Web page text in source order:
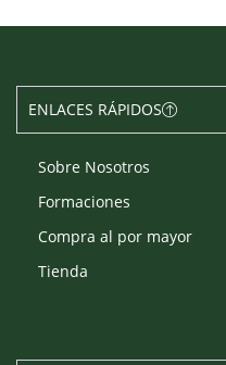
ENLACES RÁPIDOS
Sobre Nosotros
Formaciones
Compra al por mayor
Tienda